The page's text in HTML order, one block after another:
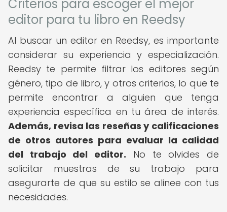
Criterios para escoger el mejor
editor para tu libro en Reedsy
Al buscar un editor en Reedsy, es importante
considerar su experiencia y especialización.
Reedsy te permite filtrar los editores según
género, tipo de libro, y otros criterios, lo que te
permite encontrar a alguien que tenga
experiencia específica en tu área de interés.
Además, revisa las reseñas y calificaciones
de otros autores para evaluar la calidad
del trabajo del editor. No te olvides de
solicitar muestras de su trabajo para
asegurarte de que su estilo se alinee con tus
necesidades.